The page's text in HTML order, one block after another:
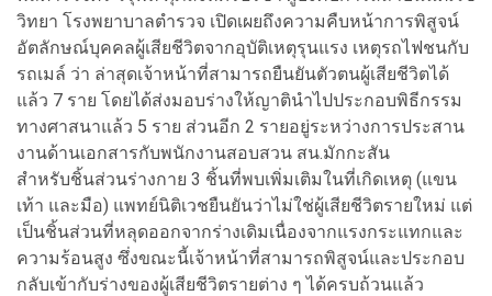
วิทยา โรงพยาบาลตำรวจ เปิดเผยถึงความคืบหน้าการพิสูจน์
อัตลักษณ์บุคคลผู้เสียชีวิตจากอุบัติเหตุรุนแรง เหตุรถไฟชนกับ
รถเมล์ ว่า ล่าสุดเจ้าหน้าที่สามารถยืนยันตัวตนผู้เสียชีวิตได้
แล้ว 7 ราย โดยได้ส่งมอบร่างให้ญาตินำไปประกอบพิธีกรรม
ทางศาสนาแล้ว 5 ราย ส่วนอีก 2 รายอยู่ระหว่างการประสาน
งานด้านเอกสารกับพนักงานสอบสวน สน.มักกะสัน
สำหรับชิ้นส่วนร่างกาย 3 ชิ้นที่พบเพิ่มเติมในที่เกิดเหตุ (แขน
เท้า และมือ) แพทย์นิติเวชยืนยันว่าไม่ใช่ผู้เสียชีวิตรายใหม่ แต่
เป็นชิ้นส่วนที่หลุดออกจากร่างเดิมเนื่องจากแรงกระแทกและ
ความร้อนสูง ซึ่งขณะนี้เจ้าหน้าที่สามารถพิสูจน์และประกอบ
กลับเข้ากับร่างของผู้เสียชีวิตรายต่าง ๆ ได้ครบถ้วนแล้ว